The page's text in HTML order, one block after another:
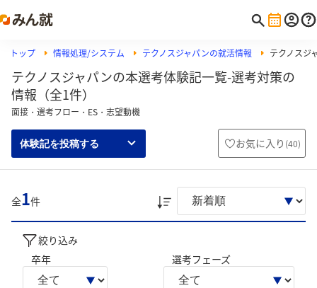
トップ 情報処理/システム テクノスジャパンの就活情報 テクノスジ
テクノスジャパンの本選考体験記一覧-選考対策の
情報（全1件）
面接・選考フロー・ES・志望動機
体験記を投稿する お気に入り (40)
全1件
絞り込み
卒年
選考フェーズ